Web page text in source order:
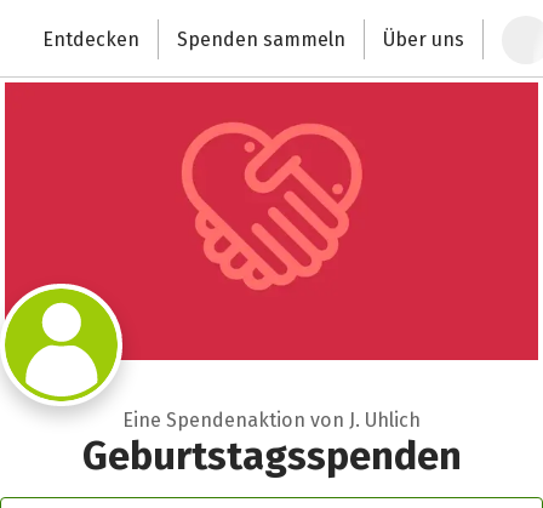
Deutschlands größte Spendenplattform
Entdecken Spenden sammeln Über uns
Eine Spendenaktion von J. Uhlich
Geburtstagsspenden